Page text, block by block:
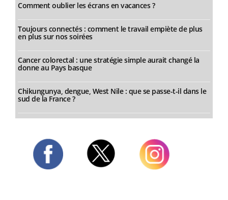
Comment oublier les écrans en vacances ?
Toujours connectés : comment le travail empiète de plus
en plus sur nos soirées
Cancer colorectal : une stratégie simple aurait changé la
donne au Pays basque
Chikungunya, dengue, West Nile : que se passe-t-il dans le
sud de la France ?